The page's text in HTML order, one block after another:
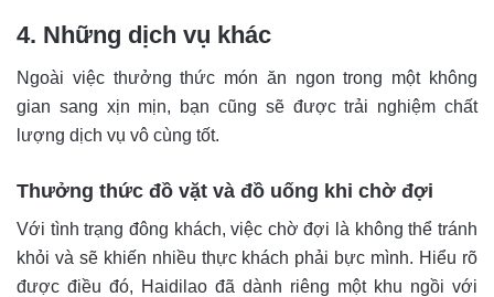
4. Những dịch vụ khác
Ngoài việc thưởng thức món ăn ngon trong một không
gian sang xịn mịn, bạn cũng sẽ được trải nghiệm chất
lượng dịch vụ vô cùng tốt.
Thưởng thức đồ vặt và đồ uống khi chờ đợi
Với tình trạng đông khách, việc chờ đợi là không thể tránh
khỏi và sẽ khiến nhiều thực khách phải bực mình. Hiểu rõ
được điều đó, Haidilao đã dành riêng một khu ngồi với